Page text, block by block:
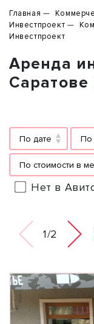
Главная
Инвестпроект
Инвестпроект
Аренда
Саратове
По дате По
По стоимости в
Нет в
1/2